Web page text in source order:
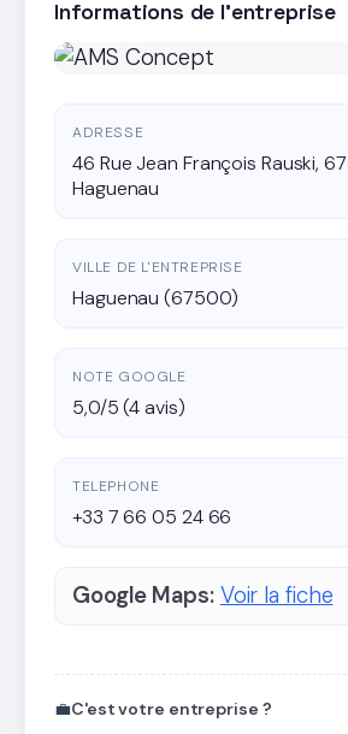
Informations de l'entreprise
ADRESSE
46 Rue Jean François Rauski,
Haguenau
VILLE DE L'ENTREPRISE
Haguenau (67500)
NOTE GOOGLE
5,0/5 (4 avis)
TELEPHONE
+33 7 66 05 24 66
Google Maps: Voir la fiche
💼C'est votre entreprise ?